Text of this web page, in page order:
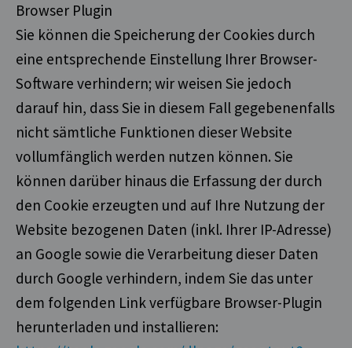
Browser Plugin
Sie können die Speicherung der Cookies durch
eine entsprechende Einstellung Ihrer Browser-
Software verhindern; wir weisen Sie jedoch
darauf hin, dass Sie in diesem Fall gegebenenfalls
nicht sämtliche Funktionen dieser Website
vollumfänglich werden nutzen können. Sie
können darüber hinaus die Erfassung der durch
den Cookie erzeugten und auf Ihre Nutzung der
Website bezogenen Daten (inkl. Ihrer IP-Adresse)
an Google sowie die Verarbeitung dieser Daten
durch Google verhindern, indem Sie das unter
dem folgenden Link verfügbare Browser-Plugin
herunterladen und installieren: